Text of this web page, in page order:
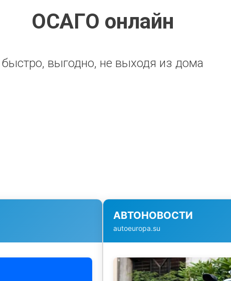
ОСАГО онлайн
быстро, выгодно, не выходя из дома
АВТОНОВОСТИ
autoeuropa.su